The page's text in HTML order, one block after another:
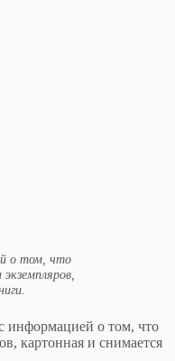
о том, что
информацией о том, что
картонная и снимается